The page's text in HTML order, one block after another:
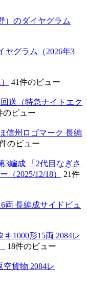
）のダイヤグラム
ヤグラム（2026年3
41件のビュー
送（特急ナイトエク
のビュー
信州ロゴマーク 長編
のビュー
3編成 「2代目なぎさ
2025/12/18）
21件
両 長編成サイドビュ
キ1000形15両 2084レ
18件のビュー
空貨物 2084レ